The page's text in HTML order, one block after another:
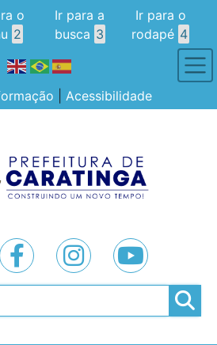
o
2
Ir para a
busca 3
Ir para o
rodapé 4
Acessibilidade